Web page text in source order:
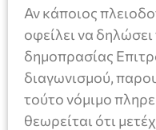
Αν κάποιος
οφείλει να
δημοπρασίας
διαγωνισμού,
τούτο νόμιμο
θεωρείται ότι